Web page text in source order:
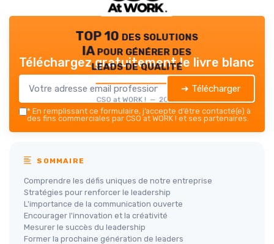
TOP 10 des solutions
IA pour générer des
leads de qualité
CSO at WORK ! — 2026
Téléchargez gratuitement le livre blanc
➔ Télécharger
* En remplissant ce formulaire, j’accepte d’être contacté(e) à
des fins commerciales par CSO at WORK ! et ses partenaires.
SOMMAIRE
Comprendre les défis uniques de notre entreprise
Stratégies pour renforcer le leadership
L'importance de la communication ouverte
Encourager l'innovation et la créativité
Mesurer le succès du leadership
Former la prochaine génération de leaders